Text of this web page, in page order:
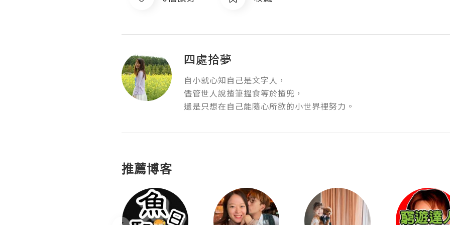
四處拾夢
自小就心知自己是文字人，
儘管世人說揸筆搵食等於揸兜，
還是只想在自己能隨心所欲的小世界裡努力。
推薦博客